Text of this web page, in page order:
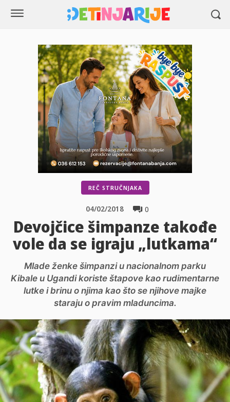
REČ STRUČNJAKA
0
04/02/2018
Devojčice šimpanze takođe
vole da se igraju „lutkama“
Mlade ženke šimpanzi u nacionalnom parku
Kibale u Ugandi koriste štapove kao rudimentarne
lutke i brinu o njima kao što se njihove majke
staraju o pravim mladuncima.